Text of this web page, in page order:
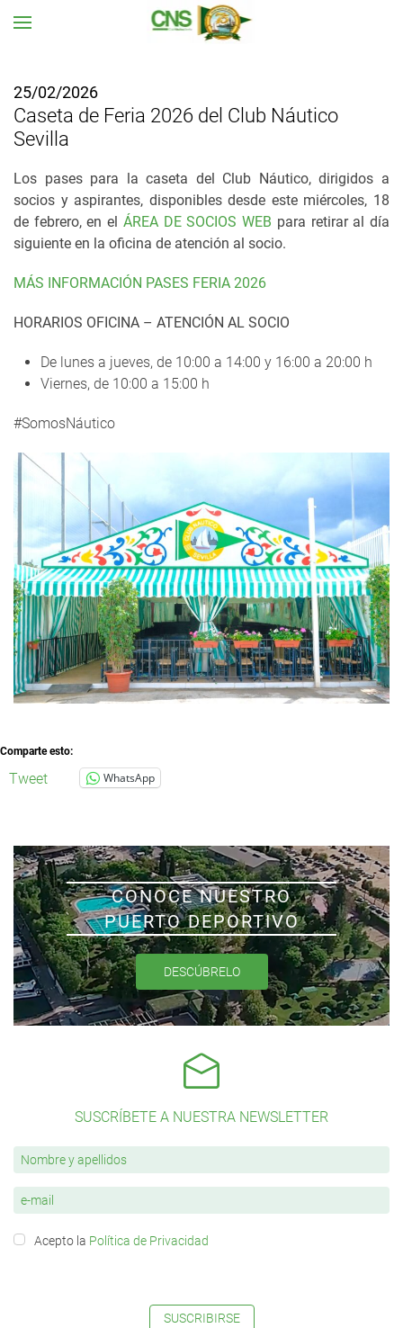
25/02/2026
Caseta de Feria 2026 del Club Náutico
Sevilla
Los pases para la caseta del Club Náutico, dirigidos a
socios y aspirantes, disponibles desde este miércoles, 18
de febrero, en el ÁREA DE SOCIOS WEB para retirar al día
siguiente en la oficina de atención al socio.
MÁS INFORMACIÓN PASES FERIA 2026
HORARIOS OFICINA – ATENCIÓN AL SOCIO
De lunes a jueves, de 10:00 a 14:00 y 16:00 a 20:00 h
Viernes, de 10:00 a 15:00 h
#SomosNáutico
Comparte esto:
Tweet WhatsApp
CONOCE NUESTRO
PUERTO DEPORTIVO
DESCÚBRELO
SUSCRÍBETE A NUESTRA NEWSLETTER
Acepto la Política de Privacidad
SUSCRIBIRSE